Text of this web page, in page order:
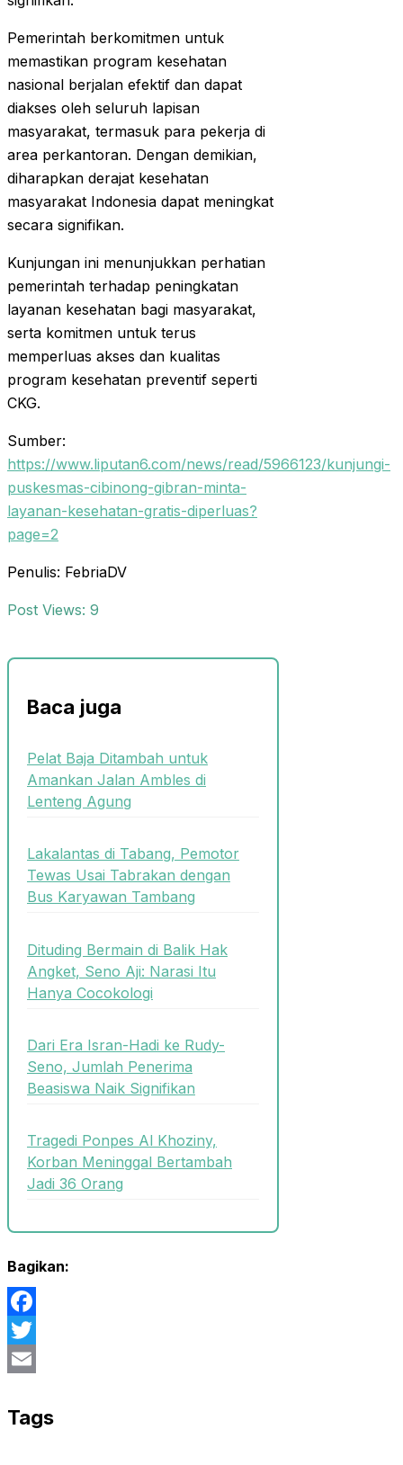
Pemerintah berkomitmen untuk
memastikan program kesehatan
nasional berjalan efektif dan dapat
diakses oleh seluruh lapisan
masyarakat, termasuk para pekerja di
area perkantoran. Dengan demikian,
diharapkan derajat kesehatan
masyarakat Indonesia dapat meningkat
secara signifikan.
Kunjungan ini menunjukkan perhatian
pemerintah terhadap peningkatan
layanan kesehatan bagi masyarakat,
serta komitmen untuk terus
memperluas akses dan kualitas
program kesehatan preventif seperti
CKG.
Sumber:
https://www.liputan6.com/news/read/5966123/kunjungi-
puskesmas-cibinong-gibran-minta-
layanan-kesehatan-gratis-diperluas?
page=2
Penulis: FebriaDV
Post Views: 9
Baca juga
Pelat Baja Ditambah untuk
Amankan Jalan Ambles di
Lenteng Agung
Lakalantas di Tabang, Pemotor
Tewas Usai Tabrakan dengan
Bus Karyawan Tambang
Dituding Bermain di Balik Hak
Angket, Seno Aji: Narasi Itu
Hanya Cocokologi
Dari Era Isran-Hadi ke Rudy-
Seno, Jumlah Penerima
Beasiswa Naik Signifikan
Tragedi Ponpes Al Khoziny,
Korban Meninggal Bertambah
Jadi 36 Orang
Bagikan:
Facebook
Twitter
Tags